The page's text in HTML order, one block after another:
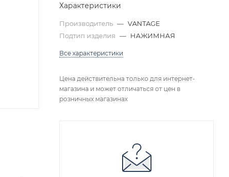
Характеристики
Производитель — VANTAGE
Подтип изделия — НАЖИМНАЯ
Все характеристики
Цена действительна только для интернет-
магазина и может отличаться от цен в
розничных магазинах